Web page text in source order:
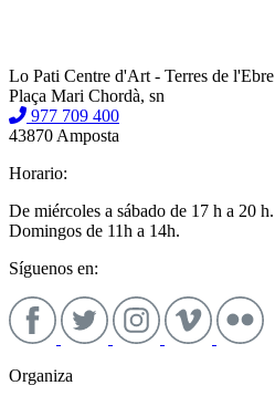
Lo Pati Centre d'Art - Terres de l'Ebre
Plaça Mari Chordà, sn
977 709 400
43870 Amposta
Horario:
De miércoles a sábado de 17 h a 20 h.
Domingos de 11h a 14h.
Síguenos en:
Organiza